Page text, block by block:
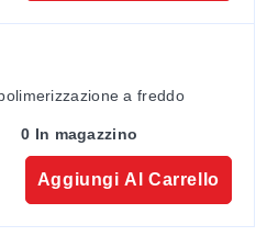
a freddo
0 In magazzino
Aggiungi Al Carrello